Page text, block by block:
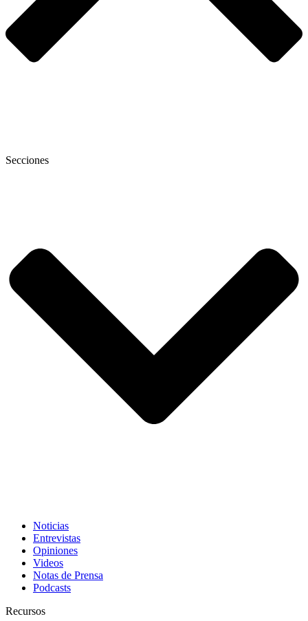
Secciones
Noticias
Entrevistas
Opiniones
Videos
Notas de Prensa
Podcasts
Recursos